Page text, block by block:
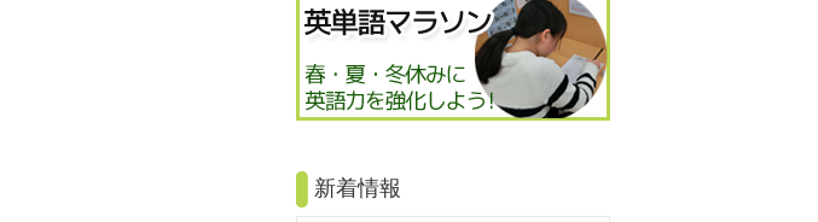
新着情報